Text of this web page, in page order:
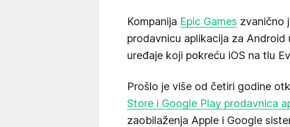
Kompanija Epic Games zvanično
prodavnicu aplikacija za
uređaje koji pokreću iOS na tlu
Prošlo je više od četiri godine
Store i Google Play prodavnica
zaobilaženja Apple i Google